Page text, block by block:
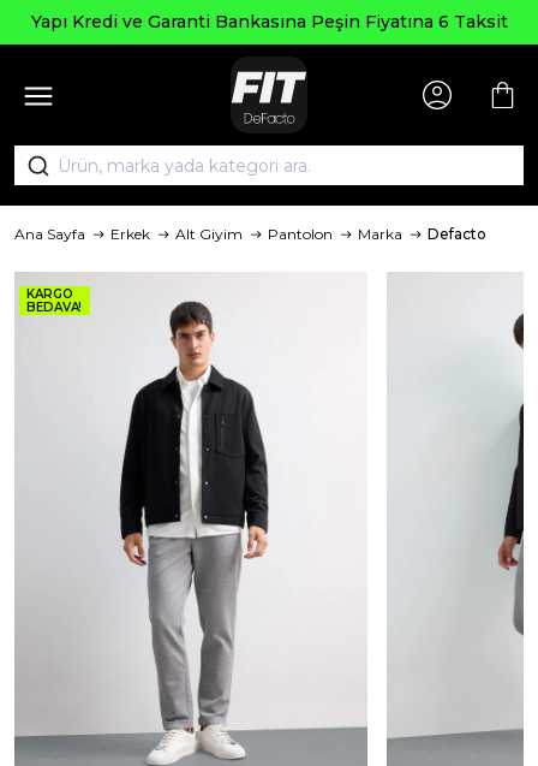
Yapı Kredi ve Garanti Bankasına Peşin Fiyatına 6 Taksit
Ana Sayfa Erkek Alt Giyim Pantolon Marka Defacto
KARGO
BEDAVA!